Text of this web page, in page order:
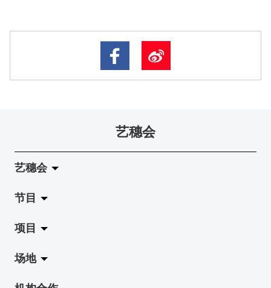
艺穗会
艺穗会
关于艺穗会
艺穗会的演化
使命与宗旨
节目
拉阔
展览
项目
Jazz-Go-Central, Jazz-Go-Fringe
场地